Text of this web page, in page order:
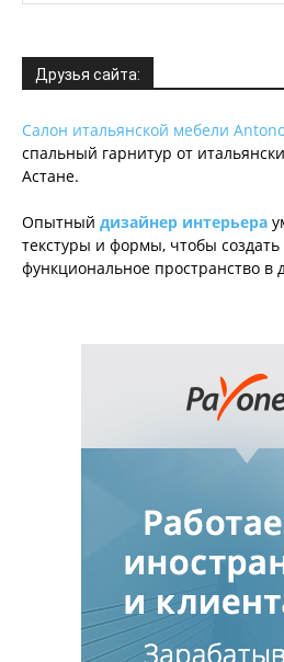
Друзья сайта:
Салон итальянской мебели
спальный гарнитур от
Астане.
Опытный дизайнер интерьера
текстуры и формы, чтобы
функциональное пространство в